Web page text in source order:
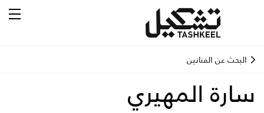
البحث عن الفنانين
سارة المهيري